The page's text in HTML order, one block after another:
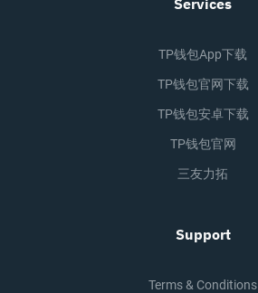
Services
TP钱包app下载
TP钱包官网下载
TP钱包安卓下载
TP钱包官网
三友力拓
Support
Terms & Conditions